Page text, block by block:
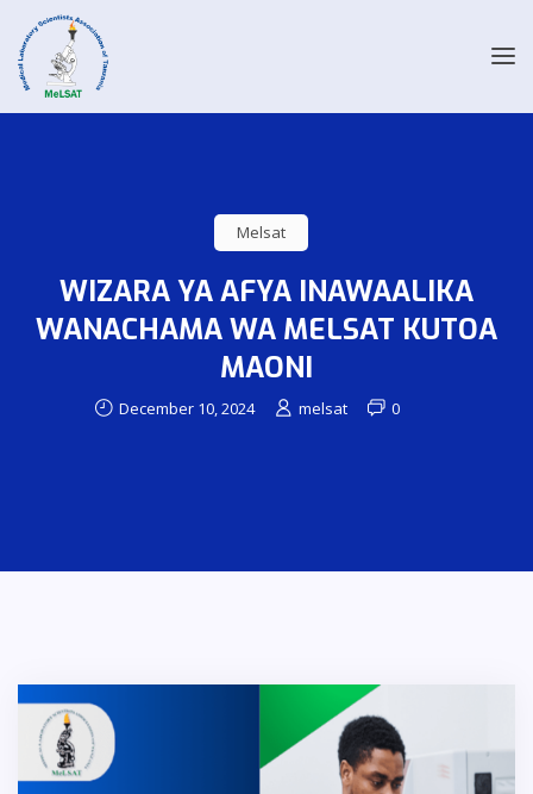
Melsat
WIZARA YA AFYA INAWAALIKA
WANACHAMA WA MELSAT KUTOA
MAONI
December 10, 2024 melsat 0